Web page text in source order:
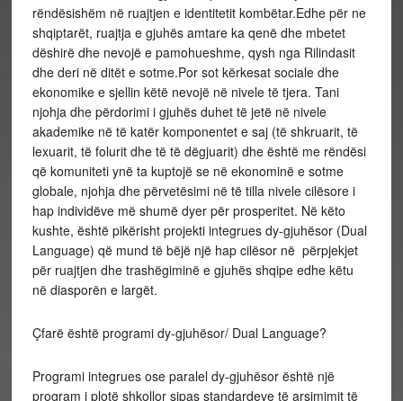
rëndësishëm në ruajtjen e identitetit kombëtar.Edhe për ne
shqiptarët, ruajtja e gjuhës amtare ka qenë dhe mbetet
dëshirë dhe nevojë e pamohueshme, qysh nga Rilindasit
dhe deri në ditët e sotme.Por sot kërkesat sociale dhe
ekonomike e sjellin këtë nevojë në nivele të tjera. Tani
njohja dhe përdorimi i gjuhës duhet të jetë në nivele
akademike në të katër komponentet e saj (të shkruarit, të
lexuarit, të folurit dhe të të dëgjuarit) dhe është me rëndësi
që komuniteti ynë ta kuptojë se në ekonominë e sotme
globale, njohja dhe përvetësimi në të tilla nivele cilësore i
hap individëve më shumë dyer për prosperitet. Në këto
kushte, është pikërisht projekti integrues dy-gjuhësor (Dual
Language) që mund të bëjë një hap cilësor në përpjekjet
për ruajtjen dhe trashëgiminë e gjuhës shqipe edhe këtu
në diasporën e largët.
Çfarë është programi dy-gjuhësor/ Dual Language?
Programi integrues ose paralel dy-gjuhësor është një
program i plotë shkollor sipas standardeve të arsimimit të